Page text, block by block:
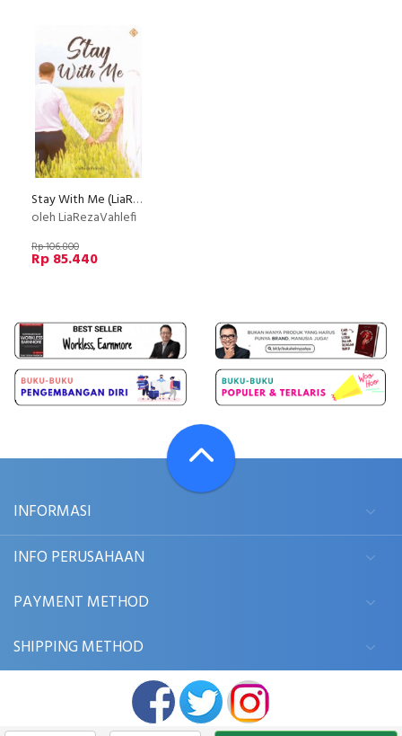
Stay With Me (LiaRezaVahlefi)
oleh LiaRezaVahlefi
Rp 106.800
Rp 85.440
INFORMASI
INFO PERUSAHAAN
PAYMENT METHOD
SHIPPING METHOD